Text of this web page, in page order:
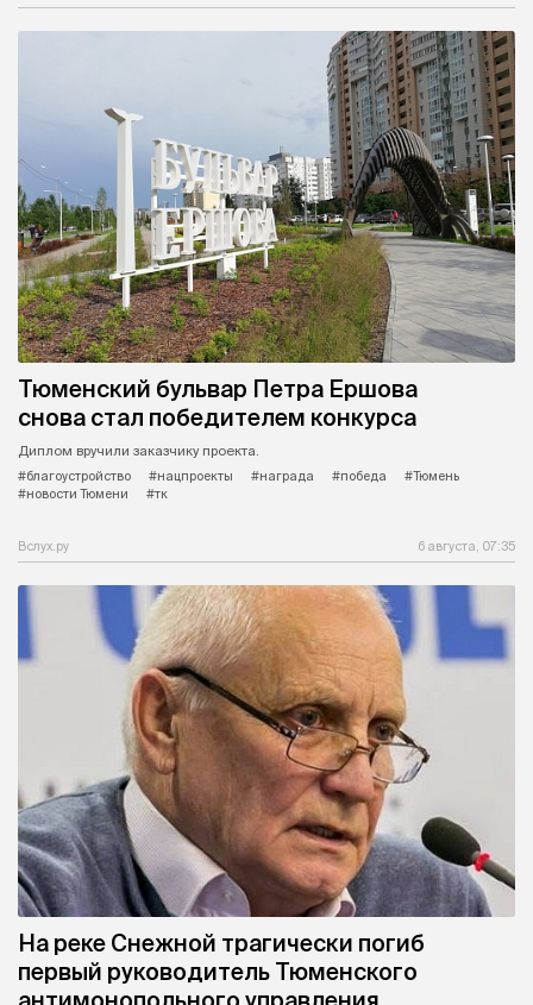
Тюменский бульвар Петра Ершова
снова стал победителем конкурса
Диплом вручили заказчику проекта.
#благоустройство
#нацпроекты #награда #победа
#Тюмень
#новости Тюмени
#тк
Вслух.ру 6 августа, 07:35
На реке Снежной трагически погиб
первый руководитель Тюменского